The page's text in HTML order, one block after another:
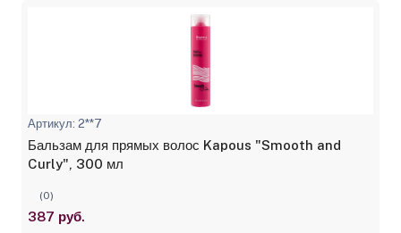
Артикул: 2**7
Бальзам для прямых волос Kapous "Smooth and
Curly", 300 мл
(0)
387 руб.